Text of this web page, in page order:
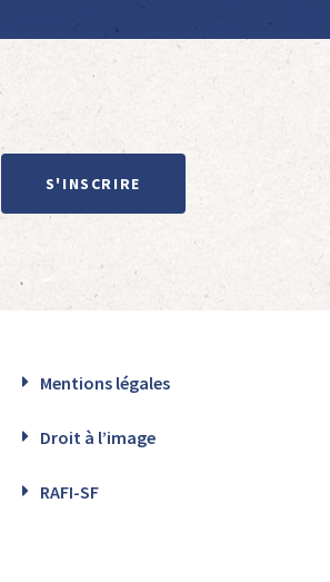
S'INSCRIRE
Mentions légales
Droit à l’image
RAFI-SF